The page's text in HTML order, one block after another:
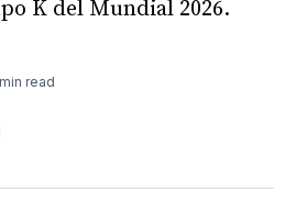
K del Mundial 2026.
read